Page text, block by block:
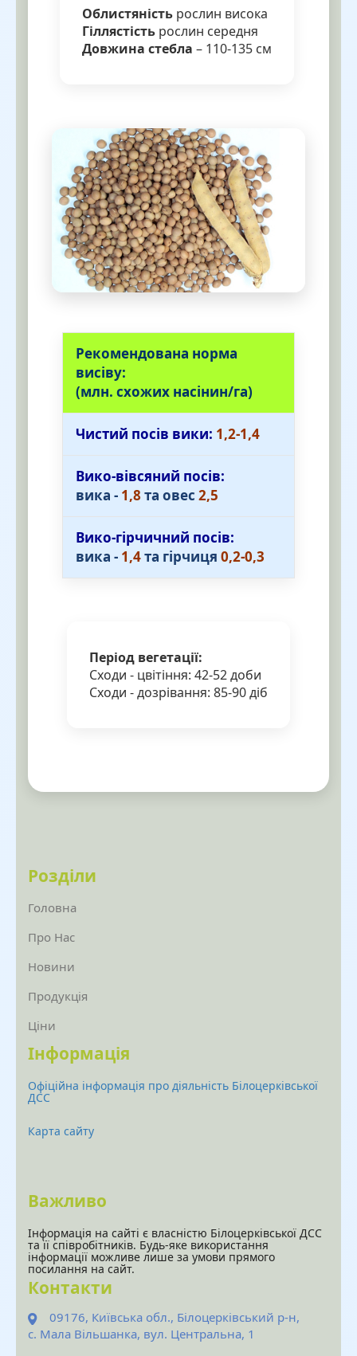
Облистяність рослин висока
Гіллястість рослин середня
Довжина стебла – 110-135 см
Рекомендована норма
висіву:
(млн. схожих насінин/га)
Чистий посів вики: 1,2-1,4
Вико-вівсяний посів:
вика - 1,8 та овес 2,5
Вико-гірчичний посів:
вика - 1,4та гірчиця 0,2-0,3
Період вегетації:
Сходи - цвітіння: 42-52 доби
Сходи - дозрівання: 85-90 діб
Розділи
Головна
Про Нас
Новини
Продукція
Ціни
Інформація
Офіційна інформація про діяльність Білоцерківської
ДСС
Карта сайту
Важливо
Інформація на сайті є власністю Білоцерківської ДСС
та її співробітників. Будь-яке використання
інформації можливе лише за умови прямого
посилання на сайт.
Контакти
09176, Київська обл., Білоцерківський р-н,
с. Мала Вільшанка, вул. Центральна, 1